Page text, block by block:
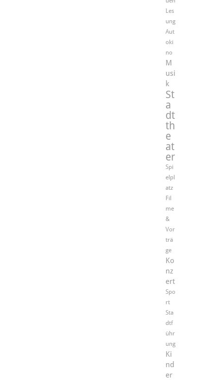
Les
ung
Aut
oki
no
M
usi
k
St
a
dt
th
e
at
er
Spi
elpl
atz
Fil
me
&
Vor
trä
ge
Ko
nz
ert
Spo
rt
Sta
dtf
ühr
ung
Ki
nd
er